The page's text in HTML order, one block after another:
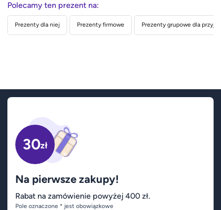
Polecamy ten prezent na:
Prezenty dla niej Prezenty firmowe Prezenty grupowe dla
30zł
Na pierwsze zakupy!
Rabat na zamówienie powyżej 400 zł.
Pole oznaczone * jest obowiązkowe